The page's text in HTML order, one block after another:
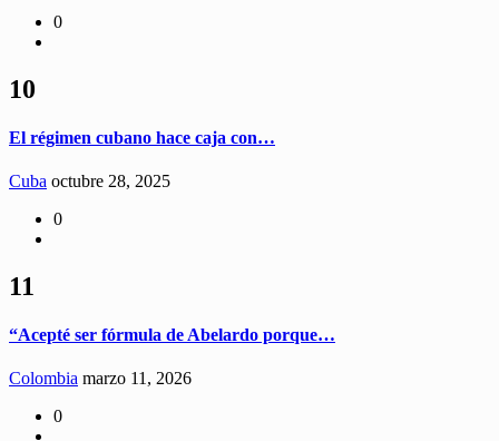
0
10
El régimen cubano hace caja con…
Cuba octubre 28, 2025
0
11
“Acepté ser fórmula de Abelardo porque…
Colombia marzo 11, 2026
0